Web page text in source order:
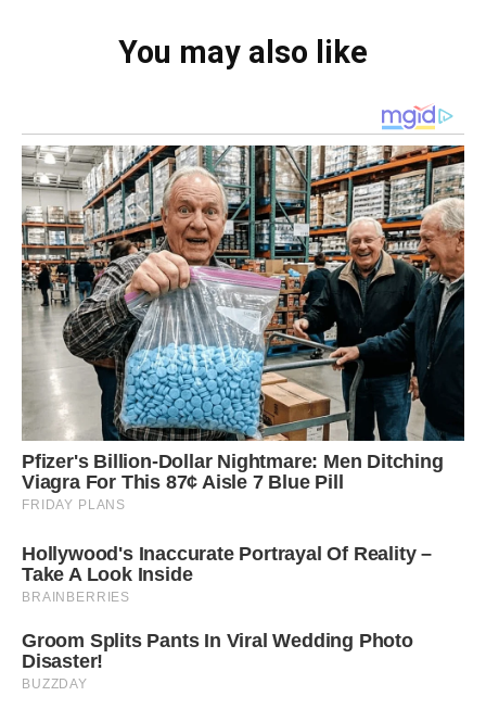
You may also like